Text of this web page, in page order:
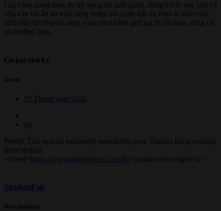
Giá vàng đang tăng do kỳ vọng lãi suất giảm, đồng USD suy yếu và
nhu cầu trú ẩn an toàn tăng trong bối cảnh bất ổn kinh tế toàn cầu.
Nhà đầu tư chuyển sang vàng như kênh giữ giá trị dài hạn, củng cố
xu hướng tăng.
Gichardbicky
Guest
19 Tháng năm 2026
#4
Pretty! This was an extremely wonderful post. Thanks for providing
these details.
<a href=
https://www.museejouet.com/fr/ >casino sans wager</a>
StephenFap
New member